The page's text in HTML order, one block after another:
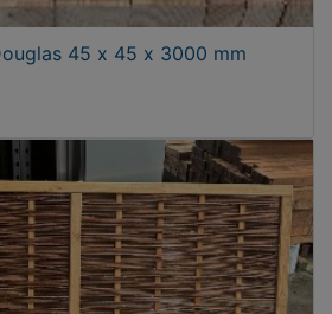
45 x 45 x 3000 mm